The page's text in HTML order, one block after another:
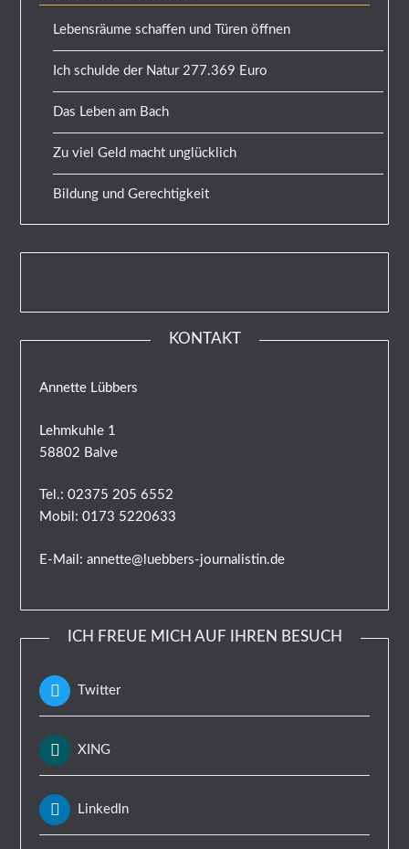
Lebensräume schaffen und Türen öffnen
Ich schulde der Natur 277.369 Euro
Das Leben am Bach
Zu viel Geld macht unglücklich
Bildung und Gerechtigkeit
KONTAKT
Annette Lübbers
Lehmkuhle 1
58802 Balve
Tel.: 02375 205 6552
Mobil: 0173 5220633
E-Mail: annette@luebbers-journalistin.de
ICH FREUE MICH AUF IHREN BESUCH
Twitter
XING
LinkedIn